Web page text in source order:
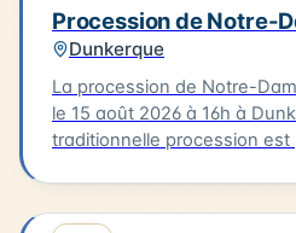
Procession de Notre-
Dunkerque
La procession de Notre-
le 15 août 2026 à 16h à
traditionnelle procession est
Notre-Dame des Dunes